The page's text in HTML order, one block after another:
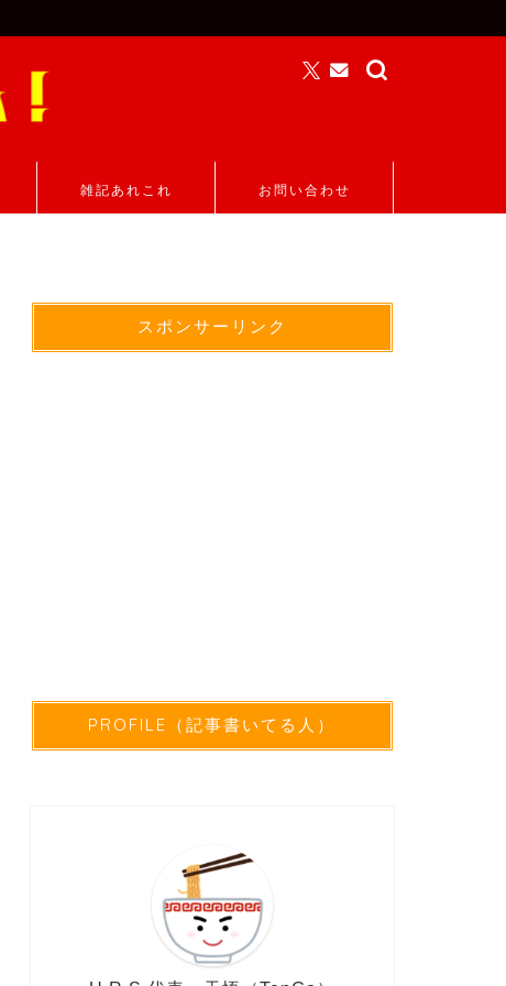
雑記あれこれ お問い合わせ
スポンサーリンク
PROFILE（記事書いてる人）